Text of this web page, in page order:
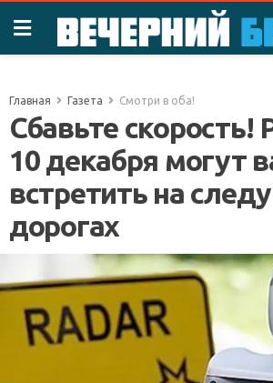
Главная Газета Смотри в оба!
Сбавьте скорость!
10 декабря могут
встретить на
дорогах